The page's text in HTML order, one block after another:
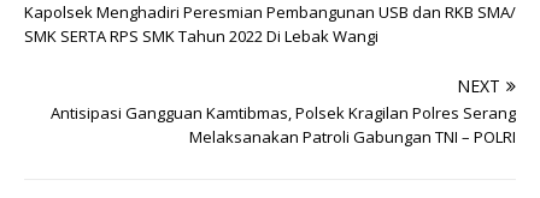
Kapolsek Menghadiri Peresmian Pembangunan USB dan RKB SMA/
SMK SERTA RPS SMK Tahun 2022 Di Lebak Wangi
NEXT
Antisipasi Gangguan Kamtibmas, Polsek Kragilan Polres Serang
Melaksanakan Patroli Gabungan TNI – POLRI